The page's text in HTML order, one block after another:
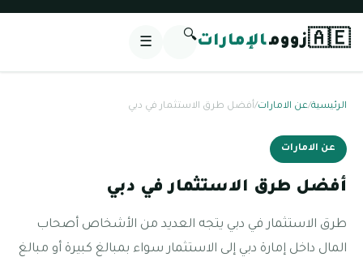
🇦🇪زوومالإمارات🔍
☰
الرئيسية/عن الامارات/أفضل طرق الاستثمار في دبي
عن الامارات
أفضل طرق الاستثمار في دبي
طرق الاستثمار في دبي يتجه العديد من الأشخاص أصحاب
المال داخل إمارة دبي إلى الاستثمار سواء بمبالغ كبيرة أو مبالغ